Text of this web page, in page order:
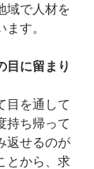
域で人材を
す。
目に留まり
目を通して
持ち帰って
返せるのが
とから、求